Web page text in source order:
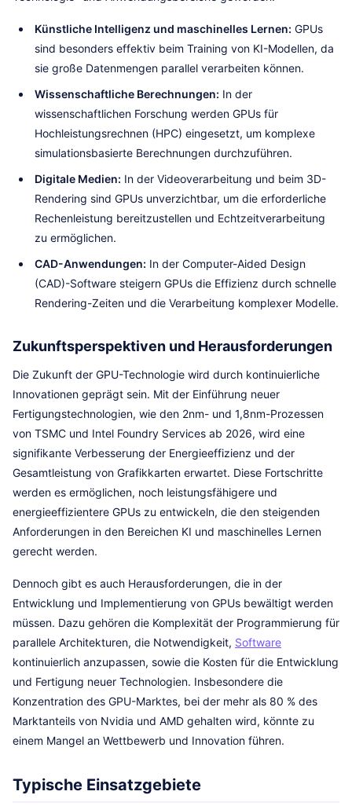
Künstliche Intelligenz und maschinelles Lernen: GPUs
sind besonders effektiv beim Training von KI-Modellen, da
sie große Datenmengen parallel verarbeiten können.
Wissenschaftliche Berechnungen: In der
wissenschaftlichen Forschung werden GPUs für
Hochleistungsrechnen (HPC) eingesetzt, um komplexe
simulationsbasierte Berechnungen durchzuführen.
Digitale Medien: In der Videoverarbeitung und beim 3D-
Rendering sind GPUs unverzichtbar, um die erforderliche
Rechenleistung bereitzustellen und Echtzeitverarbeitung
zu ermöglichen.
CAD-Anwendungen: In der Computer-Aided Design
(CAD)-Software steigern GPUs die Effizienz durch schnelle
Rendering-Zeiten und die Verarbeitung komplexer Modelle.
Zukunftsperspektiven und Herausforderungen
Die Zukunft der GPU-Technologie wird durch kontinuierliche
Innovationen geprägt sein. Mit der Einführung neuer
Fertigungstechnologien, wie den 2nm- und 1,8nm-Prozessen
von TSMC und Intel Foundry Services ab 2026, wird eine
signifikante Verbesserung der Energieeffizienz und der
Gesamtleistung von Grafikkarten erwartet. Diese Fortschritte
werden es ermöglichen, noch leistungsfähigere und
energieeffizientere GPUs zu entwickeln, die den steigenden
Anforderungen in den Bereichen KI und maschinelles Lernen
gerecht werden.
Dennoch gibt es auch Herausforderungen, die in der
Entwicklung und Implementierung von GPUs bewältigt werden
müssen. Dazu gehören die Komplexität der Programmierung für
parallele Architekturen, die Notwendigkeit, Software
kontinuierlich anzupassen, sowie die Kosten für die Entwicklung
und Fertigung neuer Technologien. Insbesondere die
Konzentration des GPU-Marktes, bei der mehr als 80 % des
Marktanteils von Nvidia und AMD gehalten wird, könnte zu
einem Mangel an Wettbewerb und Innovation führen.
Typische Einsatzgebiete